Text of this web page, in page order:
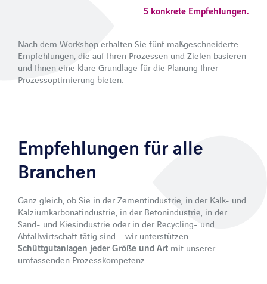
5 konkrete Empfehlungen.
Nach dem Workshop erhalten Sie fünf maßgeschneiderte
Empfehlungen, die auf Ihren Prozessen und Zielen basieren
und Ihnen eine klare Grundlage für die Planung Ihrer
Prozessoptimierung bieten.
Empfehlungen für alle
Branchen
Ganz gleich, ob Sie in der Zementindustrie, in der Kalk- und
Kalziumkarbonatindustrie, in der Betonindustrie, in der
Sand- und Kiesindustrie oder in der Recycling- und
Abfallwirtschaft tätig sind – wir unterstützen
Schüttgutanlagen jeder Größe und Art mit unserer
umfassenden Prozesskompetenz.